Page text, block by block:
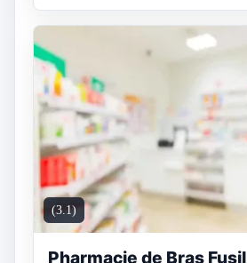
(3.1)
Pharmacie de Bras Fusil